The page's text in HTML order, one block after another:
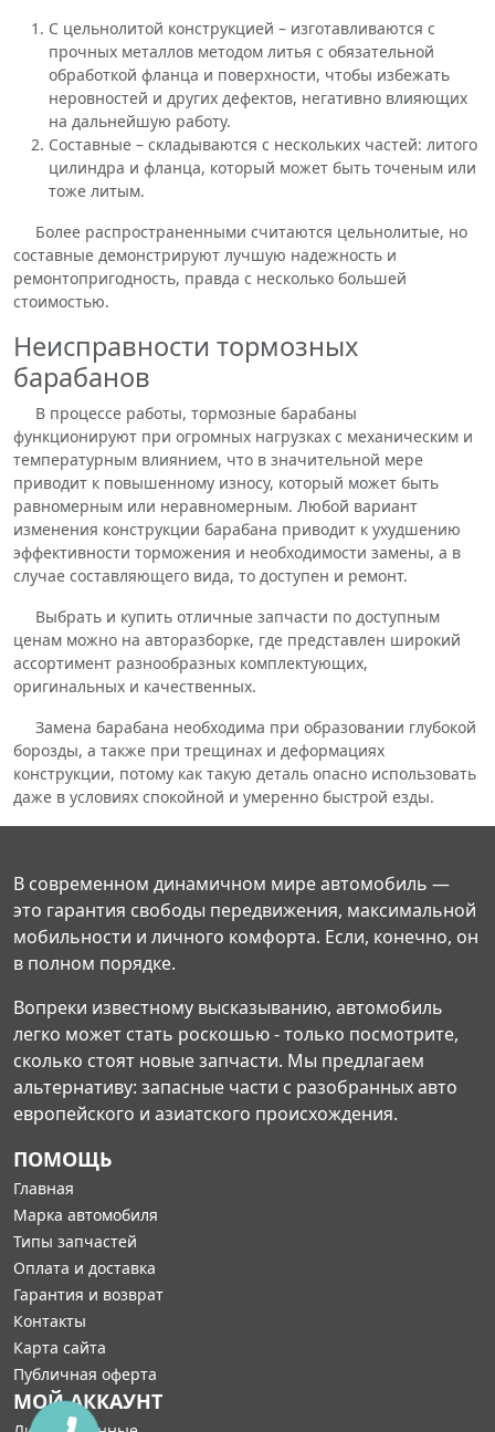
С цельнолитой конструкцией – изготавливаются с
прочных металлов методом литья с обязательной
обработкой фланца и поверхности, чтобы избежать
неровностей и других дефектов, негативно влияющих
на дальнейшую работу.
Составные – складываются с нескольких частей: литого
цилиндра и фланца, который может быть точеным или
тоже литым.
Более распространенными считаются цельнолитые, но
составные демонстрируют лучшую надежность и
ремонтопригодность, правда с несколько большей
стоимостью.
Неисправности тормозных
барабанов
В процессе работы, тормозные барабаны
функционируют при огромных нагрузках с механическим и
температурным влиянием, что в значительной мере
приводит к повышенному износу, который может быть
равномерным или неравномерным. Любой вариант
изменения конструкции барабана приводит к ухудшению
эффективности торможения и необходимости замены, а в
случае составляющего вида, то доступен и ремонт.
Выбрать и купить отличные запчасти по доступным
ценам можно на авторазборке, где представлен широкий
ассортимент разнообразных комплектующих,
оригинальных и качественных.
Замена барабана необходима при образовании глубокой
борозды, а также при трещинах и деформациях
конструкции, потому как такую деталь опасно использовать
даже в условиях спокойной и умеренно быстрой езды.
В современном динамичном мире автомобиль —
это гарантия свободы передвижения, максимальной
мобильности и личного комфорта. Если, конечно, он
в полном порядке.
Вопреки известному высказыванию, автомобиль
легко может стать роскошью - только посмотрите,
сколько стоят новые запчасти. Мы предлагаем
альтернативу: запасные части с разобранных авто
европейского и азиатского происхождения.
ПОМОЩЬ
Главная
Марка автомобиля
Типы запчастей
Оплата и доставка
Гарантия и возврат
Контакты
Карта сайта
Публичная оферта
МОЙ АККАУНТ